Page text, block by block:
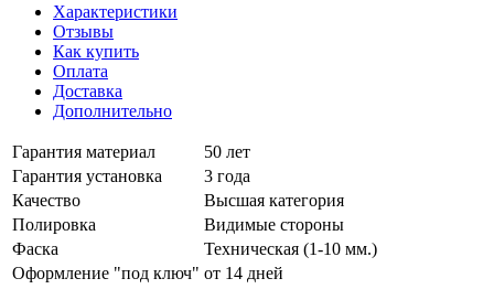
Характеристики
Отзывы
Как купить
Оплата
Доставка
Дополнительно
Гарантия материал
50 лет
Гарантия установка
3 года
Качество
Высшая категория
Полировка
Видимые стороны
Фаска
Техническая (1-10 мм.)
Оформление "под ключ" от 14 дней